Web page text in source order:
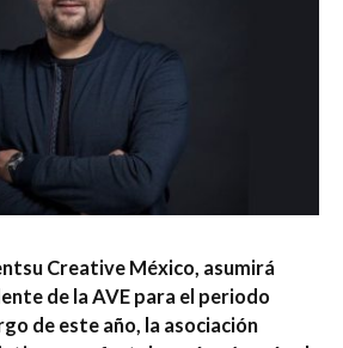
Creative México, asumirá
de la AVE para el periodo
de este año, la asociación